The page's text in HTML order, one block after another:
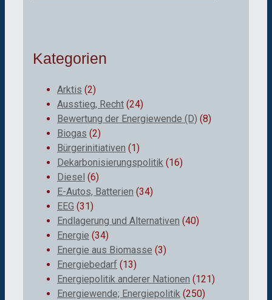
Kategorien
Arktis (2)
Ausstieg, Recht (24)
Bewertung der Energiewende (D) (8)
Biogas (2)
Bürgerinitiativen (1)
Dekarbonisierungspolitik (16)
Diesel (6)
E-Autos, Batterien (34)
EEG (31)
Endlagerung und Alternativen (40)
Energie (34)
Energie aus Biomasse (3)
Energiebedarf (13)
Energiepolitik anderer Nationen (121)
Energiewende; Energiepolitik (250)